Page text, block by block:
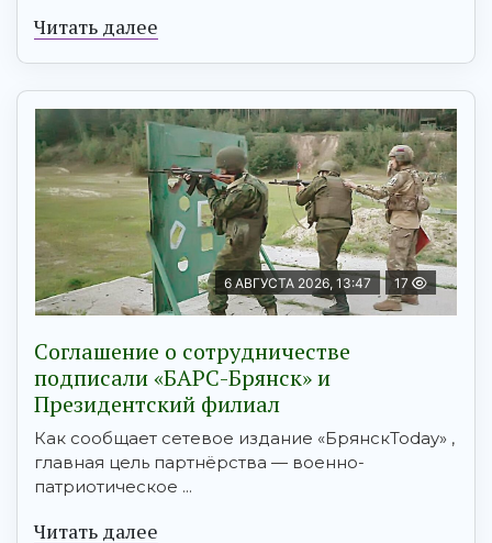
Читать далее
6 АВГУСТА 2026, 13:47 17
Соглашение о сотрудничестве
подписали «БАРС-Брянск» и
Президентский филиал
Как сообщает сетевое издание «БрянскToday» ,
главная цель партнёрства — военно-
патриотическое ...
Читать далее